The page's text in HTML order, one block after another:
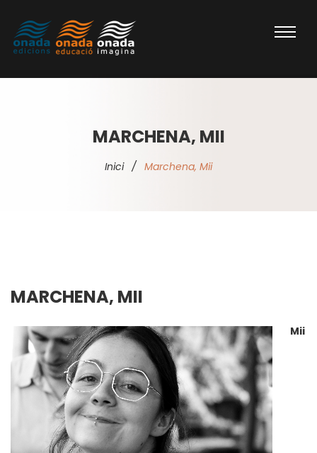
MARCHENA, MII
Inici / Marchena, Mii
MARCHENA, MII
Mii